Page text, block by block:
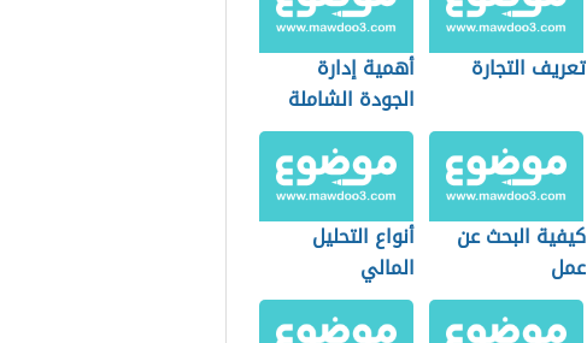
تعريف التجارة
أهمية إدارة
الجودة الشاملة
كيفية البحث عن
عمل
أنواع التحليل
المالي